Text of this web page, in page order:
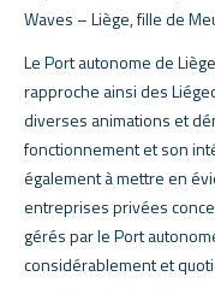
Waves – Liège, fille de
Le Port autonome de
rapproche ainsi des
diverses animations et
fonctionnement et son
également à mettre en
entreprises privées
gérés par le Port
considérablement et